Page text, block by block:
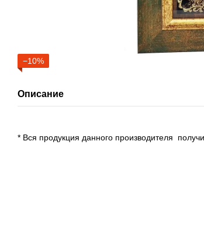
−10%
Описание
* Вся продукция данного производителя